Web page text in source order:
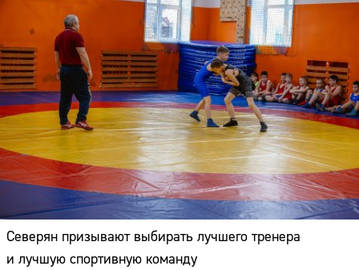
Северян призывают выбирать лучшего тренера
и лучшую спортивную команду